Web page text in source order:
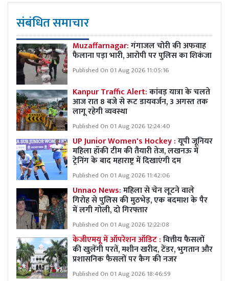
संबंधित समाचार
Muzaffarnagar:गंगाजल चोरी की अफवाह
फैलाना पड़ा भारी, आरोपी पर पुलिस का शिकंजा
Published On 01 Aug 2026 11:05:16
Kanpur Traffic Alert:कांवड़ यात्रा के चलते
आज रात 8 बजे से रूट डायवर्जन, 3 अगस्त तक
लागू रहेगी व्यवस्था
Published On 01 Aug 2026 12:24:40
UP Junior Women's Hockey :यूपी जूनियर
महिला हॉकी टीम की तैयारी तेज, लखनऊ में
ट्रेनिंग के बाद महाराष्ट्र में दिखाएंगी दम
Published On 01 Aug 2026 11:42:06
Unnao News:महिला से चेन लूटने वाले
गिरोह से पुलिस की मुठभेड़, एक बदमाश के पैर
में लगी गोली, दो गिरफ्तार
Published On 01 Aug 2026 12:22:08
केजीएमयू में ऑपरेशन ऑडिट :वित्तीय फैसलों
की खुलेंगी परतें, मशीन खरीद, टेंडर, भुगतान और
प्रशासनिक फैसलों पर कैग की नजर
Published On 01 Aug 2026 18:46:59